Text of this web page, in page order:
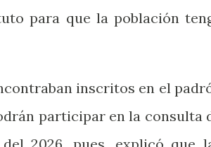
para que la población
inscritos en el
participar en la consulta